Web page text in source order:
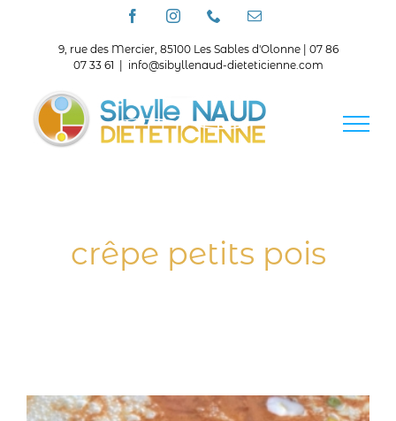
FacebookInstagramTéléphoneEmail
9, rue des Mercier, 85100 Les Sables d'Olonne | 07 86
07 33 61
info@sibyllenaud-dieteticienne.com
crêpe petits pois